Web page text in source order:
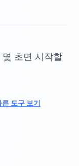
초면 시작할
른 도구 보기